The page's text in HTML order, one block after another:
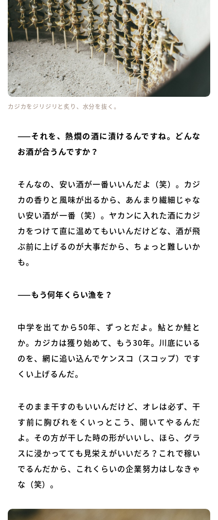
カジカをジリジリと炙り、水分を抜く。
——それを、熱燗の酒に漬けるんですね。どんな
お酒が合うんですか？
そんなの、安い酒が一番いいんだよ（笑）。カジ
カの香りと風味が出るから、あんまり繊細じゃな
い安い酒が一番（笑）。ヤカンに入れた酒にカジ
カをつけて直に温めてもいいんだけどな、酒が飛
ぶ前に上げるのが大事だから、ちょっと難しいか
も。
——もう何年くらい漁を？
中学を出てから50年、ずっとだよ。鮎とか鮭と
か。カジカは獲り始めて、もう30年。川底にいる
のを、網に追い込んでケンスコ（スコップ）です
くい上げるんだ。
そのまま干すのもいいんだけど、オレは必ず、干
す前に胸びれをくいっとこう、開いてやるんだ
よ。その方が干した時の形がいいし、ほら、グラ
スに浸かってても見栄えがいいだろ？これで稼い
でるんだから、これくらいの企業努力はしなきゃ
な（笑）。